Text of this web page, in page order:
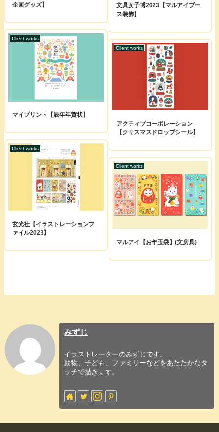
企画グッズ】
文具女子博2023【マルアイブー
ス装飾】
Client works
マイプリント【辰年年賀状】
Client works
アクティブコーポレーション
【クリスマスドロップシール】
Client works
玄光社【イラストレーションフ
ァイル2023】
Client works
マルアイ【お年玉袋】(文房具)
みずじ
イラストレーターのみずじです。
動物、子ども、ファミリーなどをあたたかなタ
ッチで描きます。